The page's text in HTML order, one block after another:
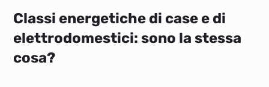
Classi energetiche di case e di
elettrodomestici: sono la stessa
cosa?